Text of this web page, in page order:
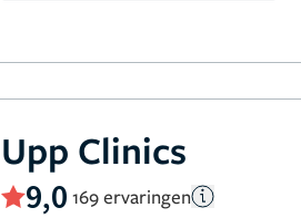
Upp Clinics
9,0 169 ervaringen